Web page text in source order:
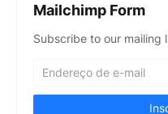
Mailchimp Form
Subscribe to our